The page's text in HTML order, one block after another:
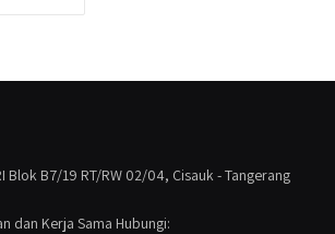
Blok B7/19 RT/RW 02/04, Cisauk - Tangerang
dan Kerja Sama Hubungi: